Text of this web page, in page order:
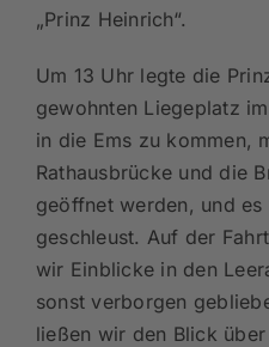
„Prinz Heinrich“.
Um 13 Uhr legte die
gewohnten Liegeplatz
in die Ems zu kommen,
Rathausbrücke und die
geöffnet werden, und
geschleust. Auf der
wir Einblicke in den
sonst verborgen
ließen wir den Blick